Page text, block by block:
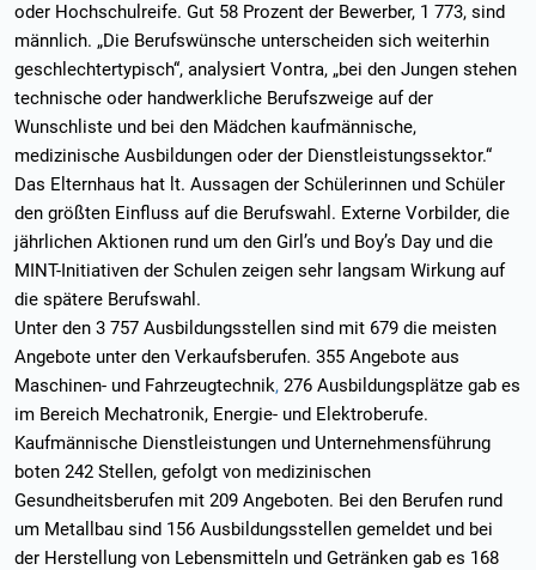
oder Hochschulreife. Gut 58 Prozent der Bewerber, 1 773, sind
männlich. „Die Berufswünsche unterscheiden sich weiterhin
geschlechtertypisch“, analysiert Vontra, „bei den Jungen stehen
technische oder handwerkliche Berufszweige auf der
Wunschliste und bei den Mädchen kaufmännische,
medizinische Ausbildungen oder der Dienstleistungssektor.“
Das Elternhaus hat lt. Aussagen der Schülerinnen und Schüler
den größten Einfluss auf die Berufswahl. Externe Vorbilder, die
jährlichen Aktionen rund um den Girl’s und Boy’s Day und die
MINT-Initiativen der Schulen zeigen sehr langsam Wirkung auf
die spätere Berufswahl.
Unter den 3 757 Ausbildungsstellen sind mit 679 die meisten
Angebote unter den Verkaufsberufen. 355 Angebote aus
Maschinen- und Fahrzeugtechnik, 276 Ausbildungsplätze gab es
im Bereich Mechatronik, Energie- und Elektroberufe.
Kaufmännische Dienstleistungen und Unternehmensführung
boten 242 Stellen, gefolgt von medizinischen
Gesundheitsberufen mit 209 Angeboten. Bei den Berufen rund
um Metallbau sind 156 Ausbildungsstellen gemeldet und bei
der Herstellung von Lebensmitteln und Getränken gab es 168